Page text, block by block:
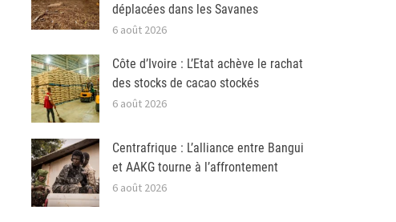
déplacées dans les Savanes
6 août 2026
Côte d’Ivoire : L’Etat achève le rachat
des stocks de cacao stockés
6 août 2026
Centrafrique : L’alliance entre Bangui
et AAKG tourne à l’affrontement
6 août 2026